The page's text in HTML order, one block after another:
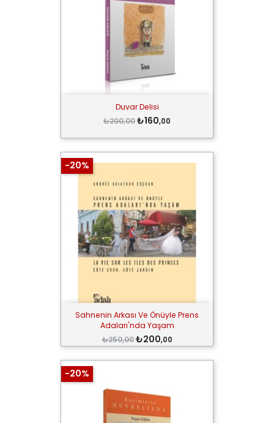
Duvar Delisi
₺200,00₺160,00
Sahnenin Arkası Ve Önüyle Prens
Adaları'nda Yaşam
₺250,00 ₺200,00
-20%
-20%